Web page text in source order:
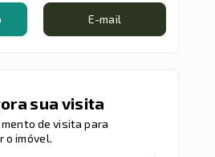
E-mail
sua visita
de visita para
o imóvel.